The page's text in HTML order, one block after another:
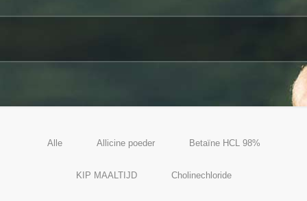
Alle Allicine poeder Betaïne HCL 98%
KIP MAALTIJD Cholinechloride